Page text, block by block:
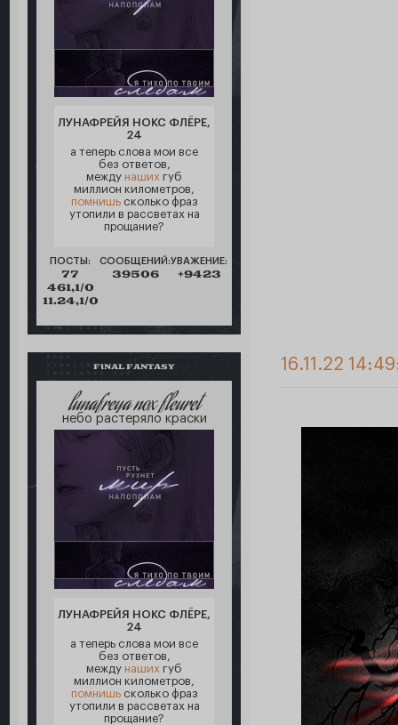
ЛУНАФРЕЙЯ НОКС ФЛЁРЕ,
24
а теперь слова мои все
без ответов,
между наших губ
миллион километров,
помнишьсколько фраз
утопили в рассветах на
прощание?
ПОСТЫ:
77
461,1/0
11.24,1/0
СООБЩЕНИЙ:
39506
УВАЖЕНИЕ:
+9423
FINAL FANTASY
lunafreya nox fleuret
небо растеряло краски
ЛУНАФРЕЙЯ НОКС ФЛЁРЕ,
24
а теперь слова мои все
без ответов,
между наших губ
миллион километров,
помнишьсколько фраз
утопили в рассветах на
прощание?
16.11.22